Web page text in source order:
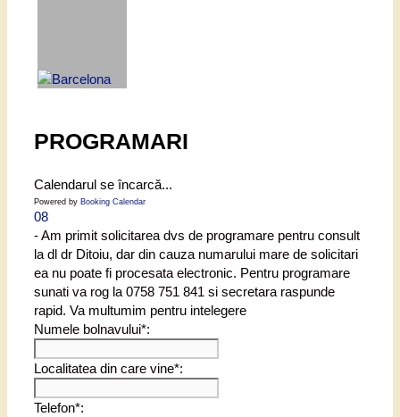
PROGRAMARI
Calendarul se încarcă...
Powered by Booking Calendar
08
- Am primit solicitarea dvs de programare pentru consult
la dl dr Ditoiu, dar din cauza numarului mare de solicitari
ea nu poate fi procesata electronic. Pentru programare
sunati va rog la 0758 751 841 si secretara raspunde
rapid. Va multumim pentru intelegere
Numele bolnavului*:
Localitatea din care vine*:
Telefon*: